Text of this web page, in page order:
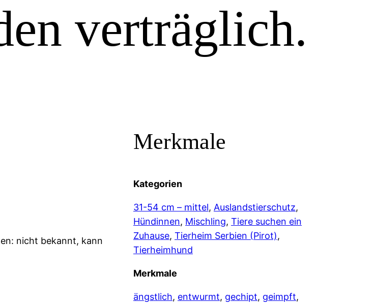
verträglich.
nicht bekannt, kann
Merkmale
Kategorien
31-54 cm – mittel, Auslandstierschutz
Hündinnen, Mischling, Tiere suchen ein
Zuhause, Tierheim Serbien (Pirot)
Tierheimhund
Merkmale
ängstlich, entwurmt, gechipt, geimpft